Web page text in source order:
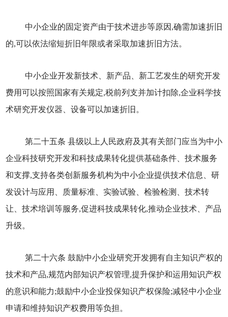
中小企业的固定资产由于技术进步等原因,确需加速折旧
的,可以依法缩短折旧年限或者采取加速折旧方法。
中小企业开发新技术、新产品、新工艺发生的研究开发
费用可以按照国家有关规定,税前列支并加计扣除,企业科学技
术研究开发仪器、设备可以加速折旧。
第二十五条 县级以上人民政府及其有关部门应当为中小
企业科技研究开发和科技成果转化提供基础条件、技术服务
和支撑,支持各类创新服务机构为中小企业提供技术信息、研
发设计与应用、质量标准、实验试验、检验检测、技术转
让、技术培训等服务,促进科技成果转化,推动企业技术、产品
升级。
第二十六条 鼓励中小企业研究开发拥有自主知识产权的
技术和产品,规范内部知识产权管理,提升保护和运用知识产权
的意识和能力;鼓励中小企业投保知识产权保险;减轻中小企业
申请和维持知识产权费用等负担。